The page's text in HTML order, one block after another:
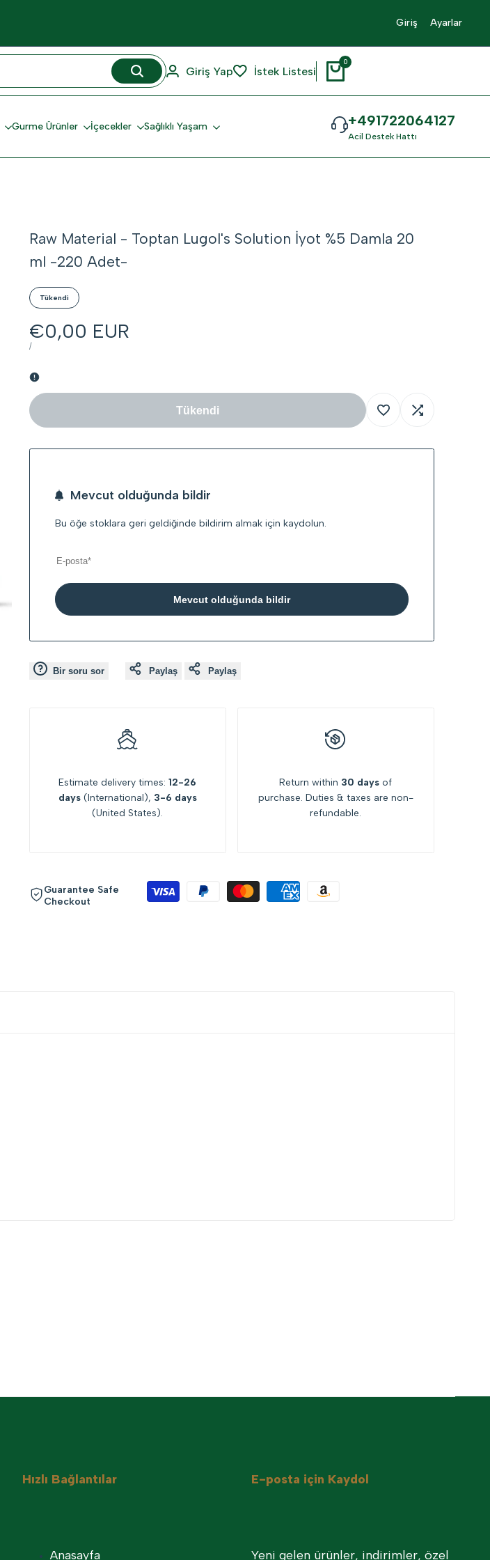
Giriş Ayarlar
Giriş Yap İstek Listesi
0
Gurme Ürünler İçecekler Sağlıklı Yaşam +491722064127
Acil Destek Hattı
Raw Material - Toptan Lugol's Solution İyot %5 Damla 20
ml -220 Adet-
Tükendi
İndirimli
fiyat
€0,00 EUR
BIRIM
/BAŞINA
Tükendi
Mevcut olduğunda bildir
Bu öğe stoklara geri geldiğinde bildirim almak için kaydolun.
Mevcut olduğunda bildir
Bir soru sor Paylaş Paylaş
Estimate delivery times: 12-26
days(International), 3-6 days
(United States).
Return within 30 days of
purchase. Duties & taxes are non-
refundable.
Guarantee Safe
Checkout
Hızlı Bağlantılar
Anasayfa
E-posta için Kaydol
Yeni gelen ürünler, indirimler, özel